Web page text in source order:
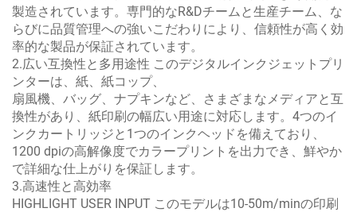
製造されています。専門的なR&Dチームと生産チーム、な
らびに品質管理への強いこだわりにより、信頼性が高く効
率的な製品が保証されています。
2.広い互換性と多用途性 このデジタルインクジェットプリ
ンターは、紙、紙コップ、
扇風機、バッグ、ナプキンなど、さまざまなメディアと互
換性があり、紙印刷の幅広い用途に対応します。4つのイ
ンクカートリッジと1つのインクヘッドを備えており、
1200 dpiの高解像度でカラープリントを出力でき、鮮やか
で詳細な仕上がりを保証します。
3.高速性と高効率
HIGHLIGHT USER INPUT このモデルは10-50m/minの印刷